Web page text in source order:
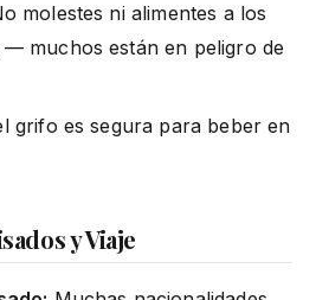
molestes ni alimentes a los
— muchos están en peligro de
grifo es segura para beber en
y Viaje